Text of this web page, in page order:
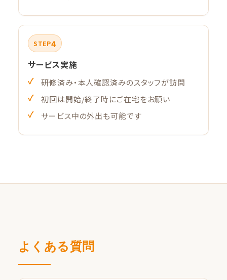
STEP4
サービス実施
研修済み・本人確認済みのスタッフが訪問
初回は開始/終了時にご在宅をお願い
サービス中の外出も可能です
よくある質問